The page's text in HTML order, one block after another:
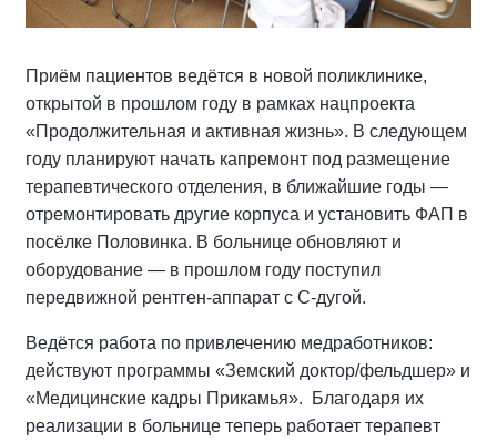
Приём пациентов ведётся в новой поликлинике,
открытой в прошлом году в рамках нацпроекта
«Продолжительная и активная жизнь». В следующем
году планируют начать капремонт под размещение
терапевтического отделения, в ближайшие годы —
отремонтировать другие корпуса и установить ФАП в
посёлке Половинка. В больнице обновляют и
оборудование — в прошлом году поступил
передвижной рентген-аппарат с С-дугой.
Ведётся работа по привлечению медработников:
действуют программы «Земский доктор/фельдшер» и
«Медицинские кадры Прикамья». Благодаря их
реализации в больнице теперь работает терапевт